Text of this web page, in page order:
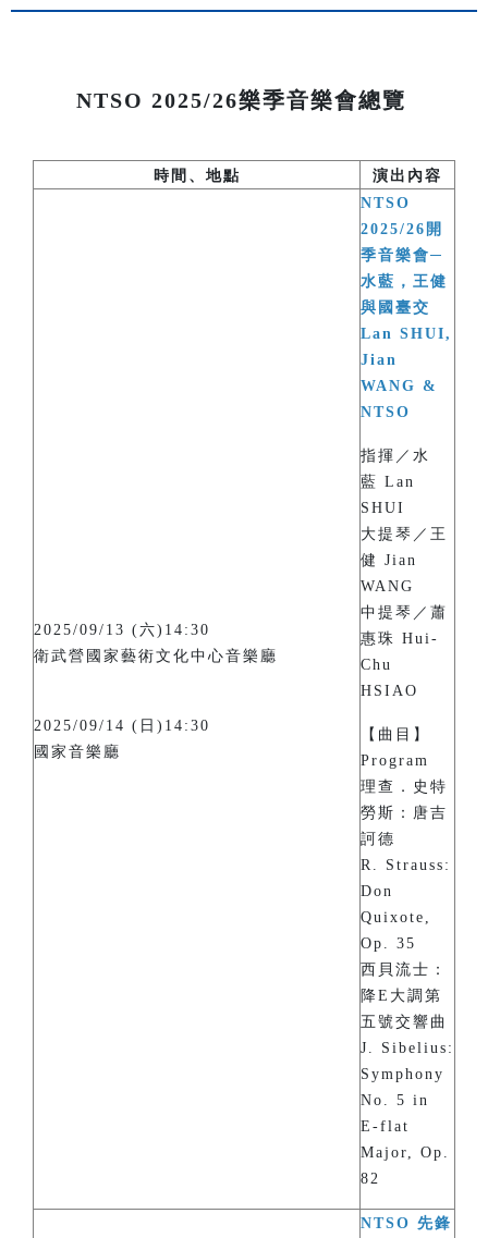
NTSO 2025/26樂季音樂會總覽
時間、地點 演出內容
2025/09/13 (六)14:30
衛武營國家藝術文化中心音樂廳
2025/09/14 (日)14:30
國家音樂廳
NTSO
2025/26開
季音樂會─
水藍，王健
與國臺交
Lan SHUI,
Jian
WANG &
NTSO
指揮／水
藍 Lan
SHUI
大提琴／王
健 Jian
WANG
中提琴／蕭
惠珠 Hui-
Chu
HSIAO
【曲目】
Program
理查．史特
勞斯：唐吉
訶德
R. Strauss:
Don
Quixote,
Op. 35
西貝流士：
降E大調第
五號交響曲
J. Sibelius:
Symphony
No. 5 in
E-flat
Major, Op.
82
NTSO 先鋒